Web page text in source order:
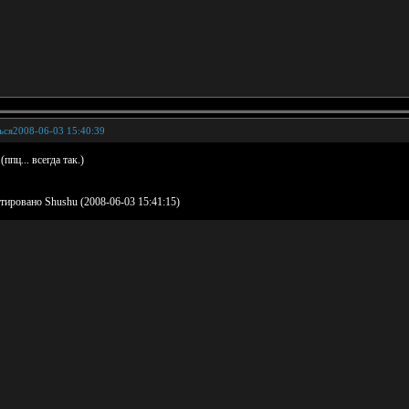
2008-06-03 15:40:39
всегда так.)
Shushu (2008-06-03 15:41:15)